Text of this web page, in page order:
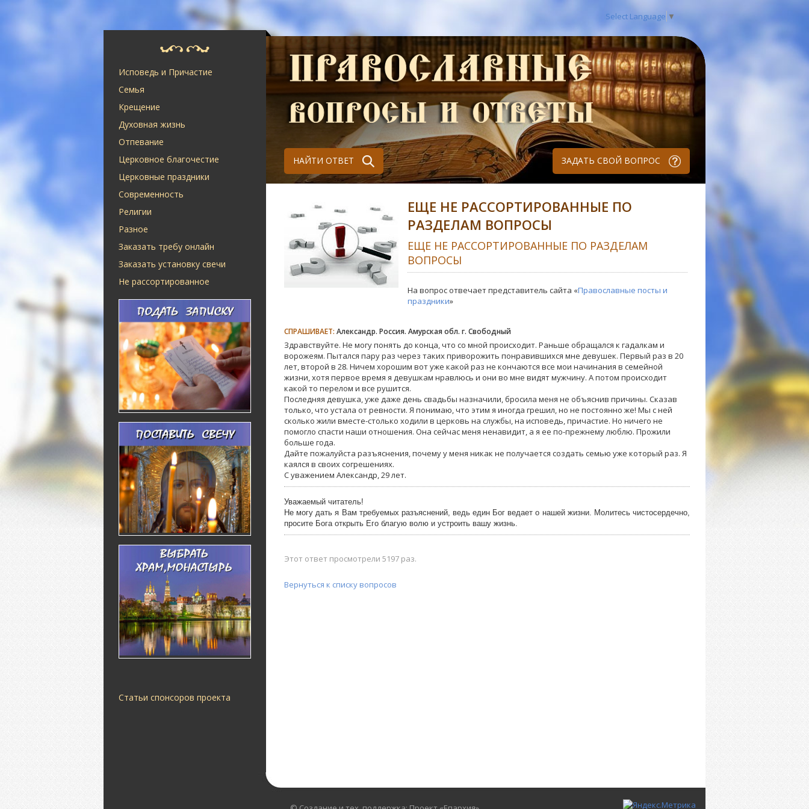
Select Language ▼
Исповедь и Причастие
Семья
Крещение
Духовная жизнь
Отпевание
Церковное благочестие
Церковные праздники
Современность
Религии
Разное
Заказать требу онлайн
Заказать установку свечи
Не рассортированное
Статьи спонсоров проекта
НАЙТИ ОТВЕТ ЗАДАТЬ СВОЙ ВОПРОС
ЕЩЕ НЕ РАССОРТИРОВАННЫЕ ПО
РАЗДЕЛАМ ВОПРОСЫ
ЕЩЕ НЕ РАССОРТИРОВАННЫЕ ПО РАЗДЕЛАМ
ВОПРОСЫ
На вопрос отвечает представитель сайта «Православные посты и
праздники»
СПРАШИВАЕТ: Александр. Россия. Амурская обл. г. Свободный
Здравствуйте. Не могу понять до конца, что со мной происходит. Раньше обращался к гадалкам и
ворожеям. Пытался пару раз через таких приворожить понравившихся мне девушек. Первый раз в 20
лет, второй в 28. Ничем хорошим вот уже какой раз не кончаются все мои начинания в семейной
жизни, хотя первое время я девушкам нравлюсь и они во мне видят мужчину. А потом происходит
какой то перелом и все рушится.
Последняя девушка, уже даже день свадьбы назначили, бросила меня не объяснив причины. Сказав
только, что устала от ревности. Я понимаю, что этим я иногда грешил, но не постоянно же! Мы с ней
сколько жили вместе-столько ходили в церковь на службы, на исповедь, причастие. Но ничего не
помогло спасти наши отношения. Она сейчас меня ненавидит, а я ее по-прежнему люблю. Прожили
больше года.
Дайте пожалуйста разъяснения, почему у меня никак не получается создать семью уже который раз. Я
каялся в своих согрешениях.
С уважением Александр, 29 лет.
Уважаемый читатель!
Не могу дать я Вам требуемых разъяснений, ведь един Бог ведает о нашей жизни. Молитесь чистосердечно,
просите Бога открыть Его благую волю и устроить вашу жизнь.
Этот ответ просмотрели 5197 раз.
Вернуться к списку вопросов